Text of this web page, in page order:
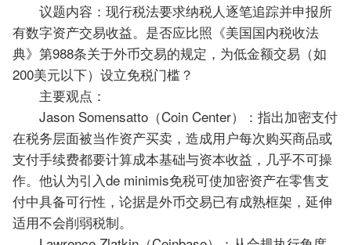
议题内容：现行税法要求纳税人逐笔追踪并申报所
有数字资产交易收益。是否应比照《美国国内税收法
典》第988条关于外币交易的规定，为低金额交易（如
200美元以下）设立免税门槛？
主要观点：
Jason Somensatto（Coin Center）：指出加密支付
在税务层面被当作资产买卖，造成用户每次购买商品或
支付手续费都要计算成本基础与资本收益，几乎不可操
作。他认为引入de minimis免税可使加密资产在零售支
付中具备可行性，论据是外币交易已有成熟框架，延伸
适用不会削弱税制。